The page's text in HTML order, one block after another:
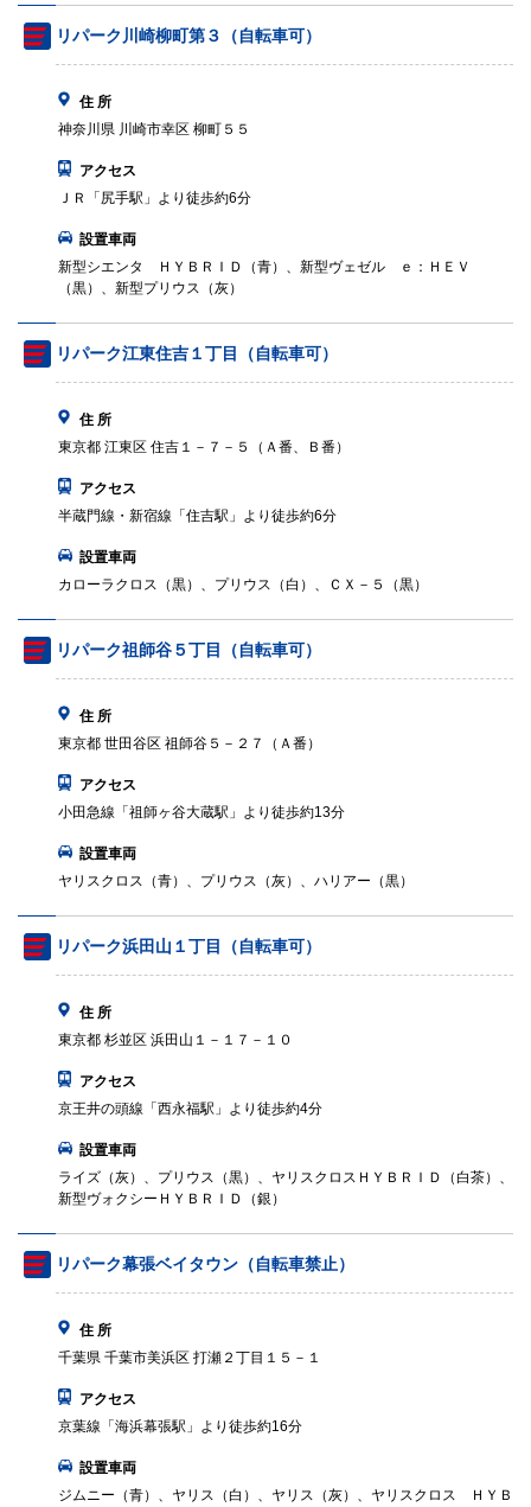
リパーク川崎柳町第３（自転車可）
住 所
神奈川県 川崎市幸区 柳町５５
アクセス
ＪＲ「尻手駅」より徒歩約6分
設置車両
新型シエンタ ＨＹＢＲＩＤ（青）、新型ヴェゼル ｅ：ＨＥＶ
（黒）、新型プリウス（灰）
リパーク江東住吉１丁目（自転車可）
住 所
東京都 江東区 住吉１－７－５（Ａ番、Ｂ番）
アクセス
半蔵門線・新宿線「住吉駅」より徒歩約6分
設置車両
カローラクロス（黒）、プリウス（白）、ＣＸ－５（黒）
リパーク祖師谷５丁目（自転車可）
住 所
東京都 世田谷区 祖師谷５－２７（Ａ番）
アクセス
小田急線「祖師ヶ谷大蔵駅」より徒歩約13分
設置車両
ヤリスクロス（青）、プリウス（灰）、ハリアー（黒）
リパーク浜田山１丁目（自転車可）
住 所
東京都 杉並区 浜田山１－１７－１０
アクセス
京王井の頭線「西永福駅」より徒歩約4分
設置車両
ライズ（灰）、プリウス（黒）、ヤリスクロスＨＹＢＲＩＤ（白茶）、
新型ヴォクシーＨＹＢＲＩＤ（銀）
リパーク幕張ベイタウン（自転車禁止）
住 所
千葉県 千葉市美浜区 打瀬２丁目１５－１
アクセス
京葉線「海浜幕張駅」より徒歩約16分
設置車両
ジムニー（青）、ヤリス（白）、ヤリス（灰）、ヤリスクロス ＨＹＢ